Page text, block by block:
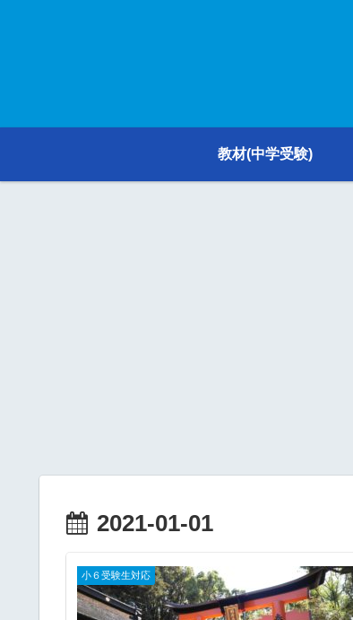
教材(中学受験)
2021-01-01
小６受験生対応